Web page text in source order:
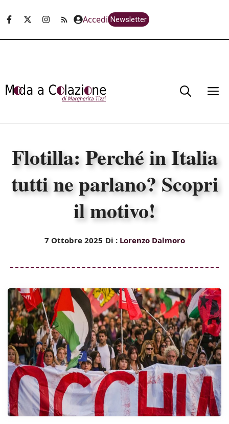
Accedi Newsletter
Flotilla: Perché in Italia
tutti ne parlano? Scopri
il motivo!
7 Ottobre 2025 Di : Lorenzo Dalmoro